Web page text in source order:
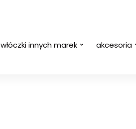
włóczki innych marek akcesoria